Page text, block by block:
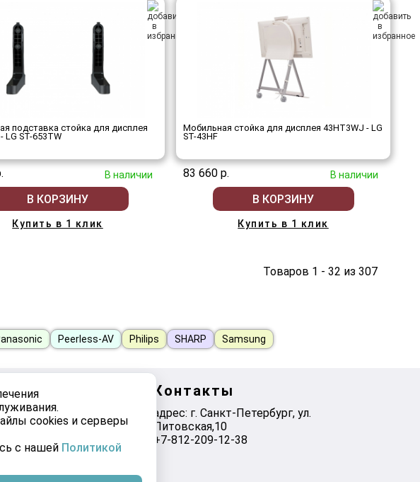
cookies и серверы
с нашей Политикой
подставка стойка для дисплея
LG ST-653TW
В наличии
В КОРЗИНУ
Купить в 1 клик
Мобильная стойка для дисплея 43HT3WJ - LG
ST-43HF
83 660 р. В наличии
В КОРЗИНУ
Купить в 1 клик
Товаров 1 - 32 из 307
Peerless-AV Philips SHARP
Samsung
Контакты
адрес: г. Санкт-Петербург, ул.
Литовская,10
+7-812-209-12-38